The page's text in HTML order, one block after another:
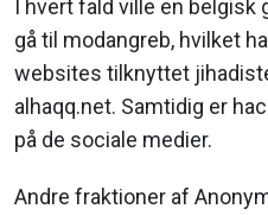
I hvert fald ville en belgisk
gå til modangreb, hvilket
websites tilknyttet
alhaqq.net. Samtidig er
på de sociale medier.
Andre fraktioner af